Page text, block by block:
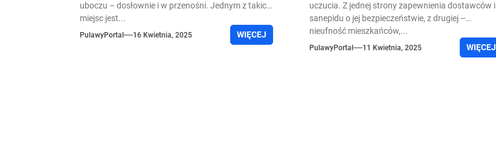
uboczu – dosłownie i w przenośni. Jednym z takich
miejsc jest...
PulawyPortal 16 Kwietnia, 2025 WIĘCEJ
uczucia. Z jednej strony zapewnienia dostawców i
sanepidu o jej bezpieczeństwie, z drugiej –
nieufność mieszkańców,...
PulawyPortal 11 Kwietnia, 2025 WIĘCEJ